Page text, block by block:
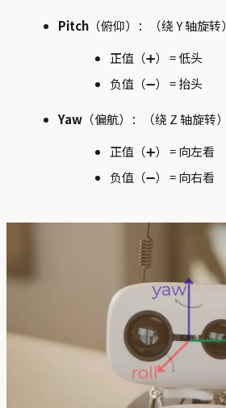
Pitch （俯仰）：（绕 Y 轴旋转）
正值（➕） = 低头
负值（➖） = 抬头
Yaw （偏航）：（绕 Z 轴旋转）
正值（➕） = 向左看
负值（➖） = 向右看